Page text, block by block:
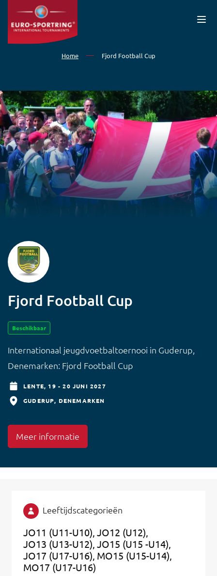
Overslaan en naar de inhoud gaan
Home Fjord Football Cup
Fjord Football Cup
Beschikbaar
Internationaal jeugdvoetbaltoernooi in Guderup,
Denemarken: Fjord Football Cup
LENTE, 19 - 20 JUNI 2027
GUDERUP DENEMARKEN
Meer informatie
Leeftijdscategorieën
JO11 (U11-U10) JO12 (U12)
JO13 (U13-U12) JO15 (U15 -U14)
JO17 (U17-U16) MO15 (U15-U14)
MO17 (U17-U16)